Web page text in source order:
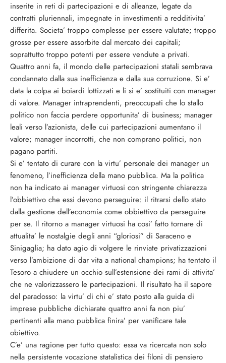
inserite in reti di partecipazioni e di alleanze, legate da
contratti pluriennali, impegnate in investimenti a redditivita’
differita. Societa’ troppo complesse per essere valutate; troppo
grosse per essere assorbite dal mercato dei capitali;
soprattutto troppo potenti per essere vendute a privati.
Quattro anni fa, il mondo delle partecipazioni statali sembrava
condannato dalla sua inefficienza e dalla sua corruzione. Si e’
data la colpa ai boiardi lottizzati e li si e’ sostituiti con manager
di valore. Manager intraprendenti, preoccupati che lo stallo
politico non faccia perdere opportunita’ di business; manager
leali verso l’azionista, delle cui partecipazioni aumentano il
valore; manager incorrotti, che non comprano politici, non
pagano partiti.
Si e’ tentato di curare con la virtu’ personale dei manager un
fenomeno, l’inefficienza della mano pubblica. Ma la politica
non ha indicato ai manager virtuosi con stringente chiarezza
l’obbiettivo che essi devono perseguire: il ritrarsi dello stato
dalla gestione dell’economia come obbiettivo da perseguire
per se. Il ritorno a manager virtuosi ha cosi’ fatto tornare di
attualita’ le nostalgie degli anni “gloriosi” di Saraceno e
Sinigaglia; ha dato agio di volgere le rinviate privatizzazioni
verso l’ambizione di dar vita a national champions; ha tentato il
Tesoro a chiudere un occhio sull’estensione dei rami di attivita’
che ne valorizzassero le partecipazioni. Il risultato ha il sapore
del paradosso: la virtu’ di chi e’ stato posto alla guida di
imprese pubbliche dichiarate quattro anni fa non piu’
pertinenti alla mano pubblica finira’ per vanificare tale
obiettivo.
C’e’ una ragione per tutto questo: essa va ricercata non solo
nella persistente vocazione statalistica dei filoni di pensiero